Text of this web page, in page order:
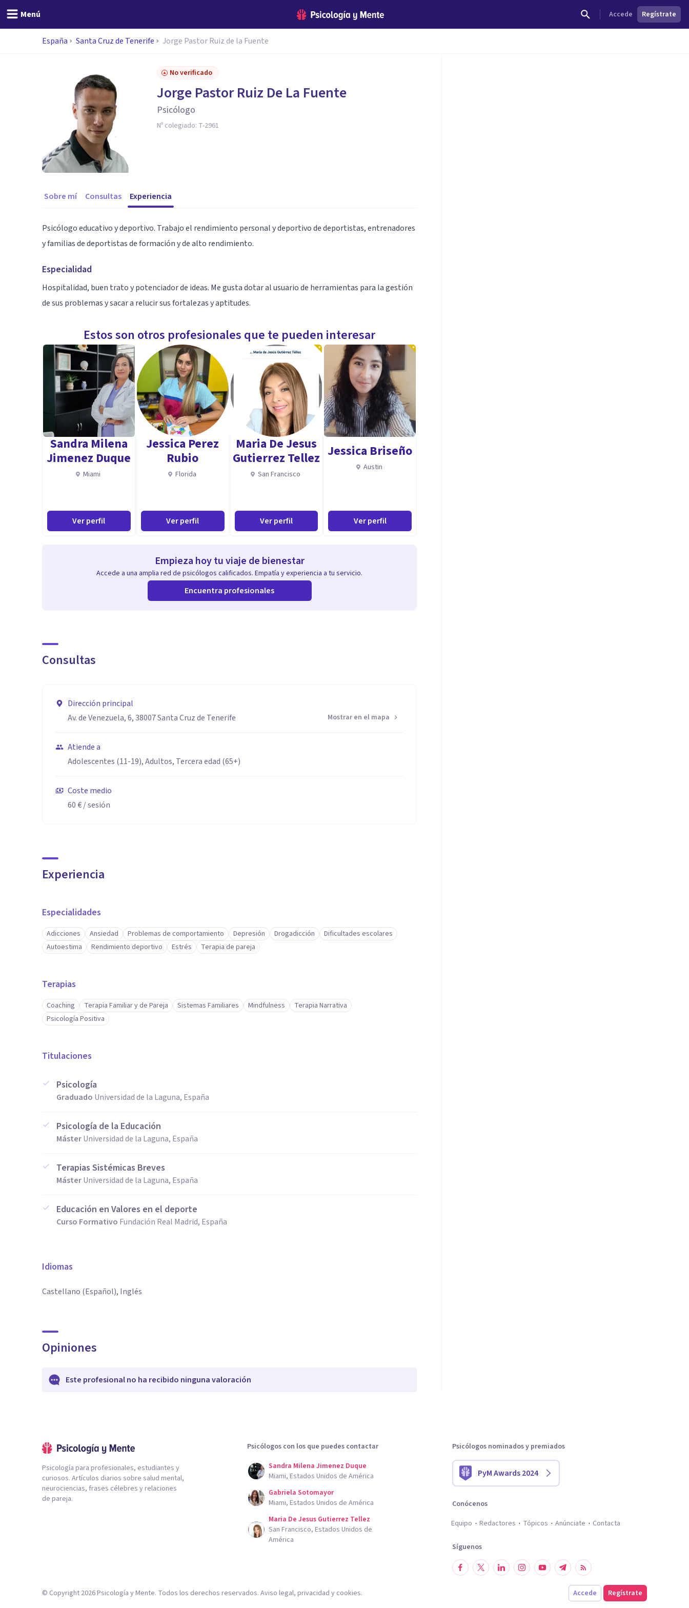
Menú Accede Regístrate
España Santa Cruz de Tenerife Jorge Pastor Ruiz de la Fuente
No verificado
Jorge Pastor Ruiz De La Fuente
Psicólogo
Nº colegiado: T-2961
Sobre mí Consultas Experiencia
Psicólogo educativo y deportivo. Trabajo el rendimiento personal y deportivo de deportistas, entrenadores
y familias de deportistas de formación y de alto rendimiento.
Especialidad
Hospitalidad, buen trato y potenciador de ideas. Me gusta dotar al usuario de herramientas para la gestión
de sus problemas y sacar a relucir sus fortalezas y aptitudes.
Estos son otros profesionales que te pueden interesar
Sandra Milena
Jimenez Duque
Miami
Ver perfil
Jessica Perez
Rubio
Florida
Ver perfil
Maria De Jesus
Gutierrez Tellez
San Francisco
Ver perfil
Jessica Briseño
Austin
Ver perfil
Empieza hoy tu viaje de bienestar
Accede a una amplia red de psicólogos calificados. Empatía y experiencia a tu servicio.
Encuentra profesionales
Consultas
Dirección principal
Av. de Venezuela, 6, 38007 Santa Cruz de Tenerife
Mostrar en el mapa
Atiende a
Adolescentes (11-19), Adultos, Tercera edad (65+)
Coste medio
60 €/ sesión
Experiencia
Especialidades
Adicciones Ansiedad Problemas de comportamiento Depresión Drogadicción
Dificultades escolares
Autoestima
Rendimiento deportivo Estrés Terapia de pareja
Terapias
Coaching Terapia Familiar y de Pareja Sistemas Familiares Mindfulness
Terapia Narrativa
Psicología Positiva
Titulaciones
Psicología
Graduado Universidad de la Laguna, España
Psicología de la Educación
MásterUniversidad de la Laguna, España
Terapias Sistémicas Breves
MásterUniversidad de la Laguna, España
Educación en Valores en el deporte
Curso Formativo Fundación Real Madrid, España
Idiomas
Castellano (Español), Inglés
Opiniones
Este profesional no ha recibido ninguna valoración
Psicología para profesionales, estudiantes y
curiosos. Artículos diarios sobre salud mental,
neurociencias, frases célebres y relaciones
de pareja.
Psicólogos con los que puedes contactar
Sandra Milena Jimenez Duque
Miami, Estados Unidos de América
Gabriela Sotomayor
Miami, Estados Unidos de América
Maria De Jesus Gutierrez Tellez
San Francisco, Estados Unidos de
América
Psicólogos nominados y premiados
PyM Awards 2024
Conócenos
Equipo
Redactores Tópicos Anúnciate Contacta
Síguenos
Accede Regístrate
© Copyright 2026Psicología y Mente. Todos los derechos reservados. Aviso legal, privacidad y cookies.